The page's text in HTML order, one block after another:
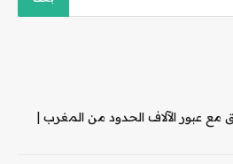
مع عبور الآلاف الحدود من المغرب |